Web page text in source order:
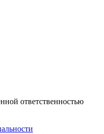
ответственностью